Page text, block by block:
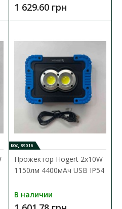
8000 мАч 1500 Лм
LED и SMD LED элементами
мощность которого д..
КОРЗИНУ
В сравнения
1 629.60 грн
КОД: 89016
Прожектор Hogert 2x10W
1150лм 4400мАч USB IP54
В наличии